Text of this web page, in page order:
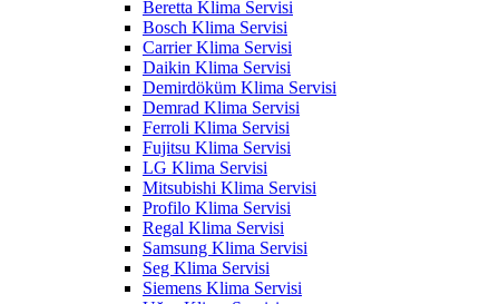
Beretta Klima Servisi
Bosch Klima Servisi
Carrier Klima Servisi
Daikin Klima Servisi
Demirdöküm Klima Servisi
Demrad Klima Servisi
Ferroli Klima Servisi
Fujitsu Klima Servisi
LG Klima Servisi
Mitsubishi Klima Servisi
Profilo Klima Servisi
Regal Klima Servisi
Samsung Klima Servisi
Seg Klima Servisi
Siemens Klima Servisi